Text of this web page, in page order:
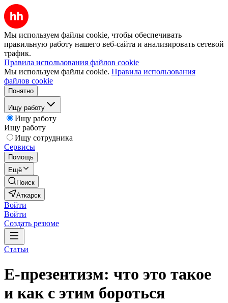
Мы используем файлы cookie, чтобы обеспечивать
правильную работу нашего веб-сайта и анализировать сетевой
трафик.
Правила использования файлов cookie
Мы используем файлы cookie. Правила использования
файлов cookie
Понятно
Ищу работу
Ищу работу
Ищу работу
Ищу сотрудника
Сервисы
Помощь
Ещё
Поиск
Аткарск
Войти
Войти
Создать резюме
Статьи
Е-презентизм: что это такое
и как с этим бороться